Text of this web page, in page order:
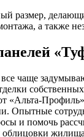
размер,
а также
чаще
«Альта-
Опытные
и помочь
облицовки